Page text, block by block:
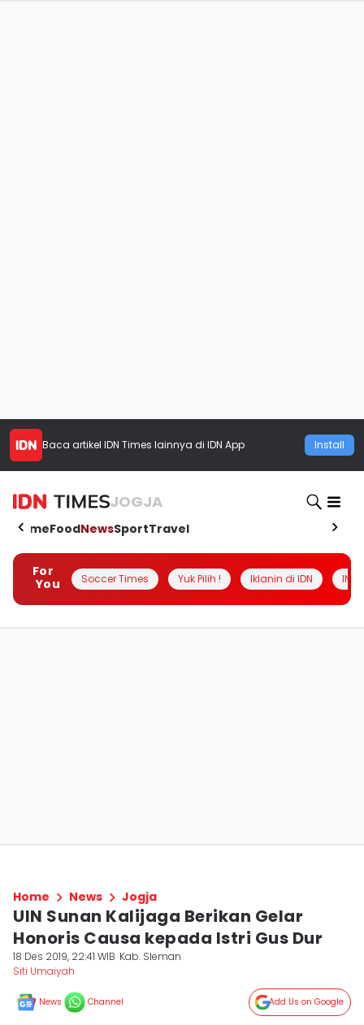
Baca artikel IDN Times lainnya di IDN App Install
JOGJA
HomeFoodNewsSportTravel
For
You
Soccer Times Yuk Pilih ! Iklanin di IDN
Home News Jogja
UIN Sunan Kalijaga Berikan Gelar
Honoris Causa kepada Istri Gus Dur
18 Des 2019, 22:41 WIB Kab. Sleman
Siti Umaiyah
News Channel Add Us on Google